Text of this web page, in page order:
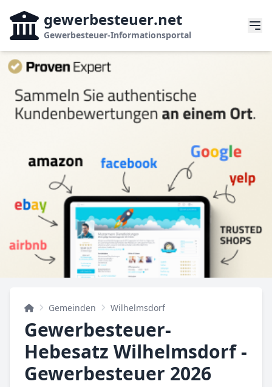
gewerbesteuer.net
Gewerbesteuer-Informationsportal
Gemeinden Wilhelmsdorf
Gewerbesteuer-
Hebesatz Wilhelmsdorf -
Gewerbesteuer 2026